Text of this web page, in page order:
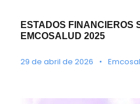
ESTADOS FINANCIEROS
EMCOSALUD 2025
29 de abril de 2026 •